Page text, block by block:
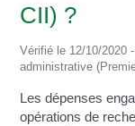
CII) ?
Vérifié le 12/10/2020
administrative
Les dépenses
opérations de